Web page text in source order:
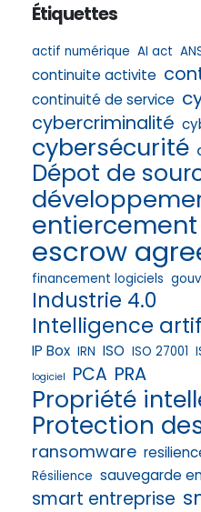
Étiquettes
actif numérique AI act
continuite activite
continuité de service
cybercriminalité
cybersécurité
Dépot de
entiercement
escrow
financement logiciels
Industrie 4.0
Intelligence
IP Box IRN ISO ISO 27001
logiciel PCA PRA
Propriété
Protection
ransomware
Résilience sauvegarde
smart entreprise